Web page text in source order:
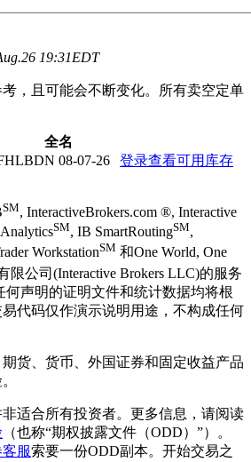
19:31EDT
，且可能会不断变化。所有卖空定单
全名
08-07-26 登录查看可用库存
SM, InteractiveBrokers.com ®, Interactive
SM, IB SmartRoutingSM,
WorkstationSM 和One World, One
限公司(Interactive Brokers LLC)的服务
何声明的证明文件和统计数据均将根
代码仅作演示说明用途，不构成任何
货、货币、外国证券和固定收益产品
适合所有投资者。更多信息，请阅读
（也称“期权披露文件（ODD）”）。
服索要一份ODD副本。开始交易之